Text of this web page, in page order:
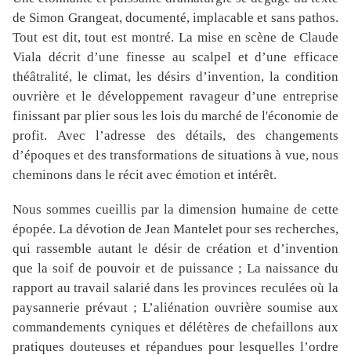
de Simon Grangeat, documenté, implacable et sans pathos.
Tout est dit, tout est montré. La mise en scène de Claude
Viala décrit d’une finesse au scalpel et d’une efficace
théâtralité, le climat, les désirs d’invention, la condition
ouvrière et le développement ravageur d’une entreprise
finissant par plier sous les lois du marché de l'économie de
profit. Avec l’adresse des détails, des changements
d’époques et des transformations de situations à vue, nous
cheminons dans le récit avec émotion et intérêt.
Nous sommes cueillis par la dimension humaine de cette
épopée. La dévotion de Jean Mantelet pour ses recherches,
qui rassemble autant le désir de création et d’invention
que la soif de pouvoir et de puissance ; La naissance du
rapport au travail salarié dans les provinces reculées où la
paysannerie prévaut ; L’aliénation ouvrière soumise aux
commandements cyniques et délétères de chefaillons aux
pratiques douteuses et répandues pour lesquelles l’ordre